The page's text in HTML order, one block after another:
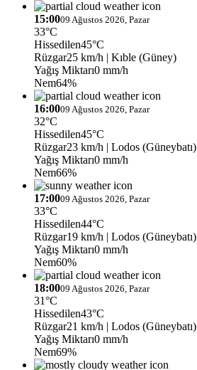
15:0009 Ağustos 2026, Pazar
33°C
Hissedilen45°C
Rüzgar25 km/h | Kıble (Güney)
Yağış Miktarı0 mm/h
Nem64%
16:0009 Ağustos 2026, Pazar
32°C
Hissedilen45°C
Rüzgar23 km/h | Lodos (Güneybatı)
Yağış Miktarı0 mm/h
Nem66%
17:0009 Ağustos 2026, Pazar
33°C
Hissedilen44°C
Rüzgar19 km/h | Lodos (Güneybatı)
Yağış Miktarı0 mm/h
Nem60%
18:0009 Ağustos 2026, Pazar
31°C
Hissedilen43°C
Rüzgar21 km/h | Lodos (Güneybatı)
Yağış Miktarı0 mm/h
Nem69%